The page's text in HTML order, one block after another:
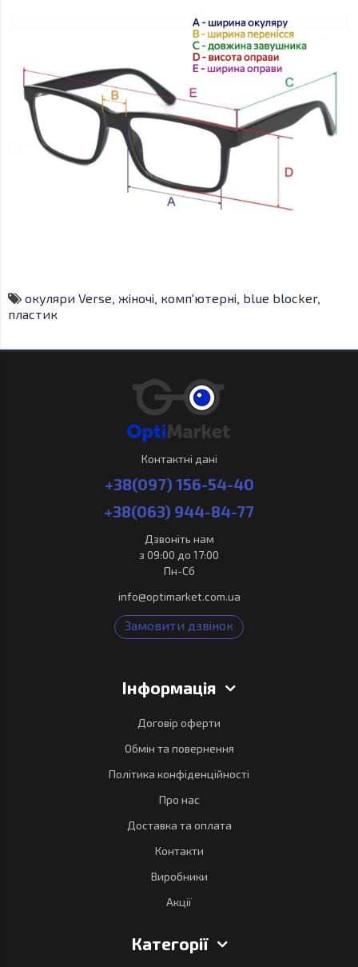
окуляри Verse, жіночі, комп'ютерні, blue blocker,
пластик
Контактні дані
+38(097) 156-54-40
+38(063) 944-84-77
Дзвоніть нам
з 09:00 до 17:00
Пн-Сб
info@optimarket.com.ua
Замовити дзвінок
Інформація
Договір оферти
Обмін та повернення
Політика конфіденційності
Про нас
Доставка та оплата
Контакти
Виробники
Акції
Категорії